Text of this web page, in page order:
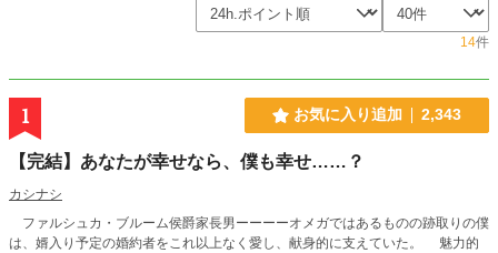
14件
1 お気に入り追加 2,343
【完結】あなたが幸せなら、僕も幸せ……？
カシナシ
ファルシュカ・ブルーム侯爵家長男ーーーーオメガではあるものの跡取りの僕
は、婿入り予定の婚約者をこれ以上なく愛し、献身的に支えていた。 魅力的